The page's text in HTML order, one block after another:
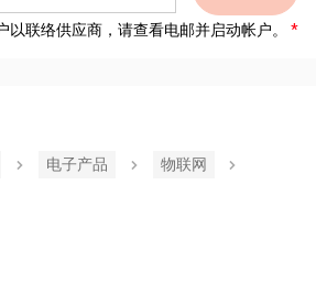
联络供应商，请查看电邮并启动帐户。
电子产品
物联网